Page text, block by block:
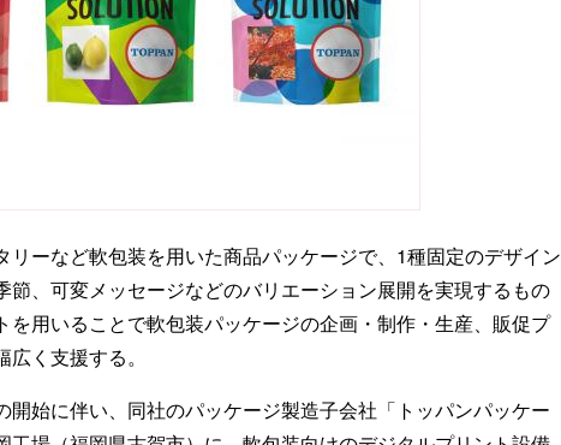
リーなど軟包装を用いた商品パッケージで、1種固定のデザイン
節、可変メッセージなどのバリエーション展開を実現するもの
を用いることで軟包装パッケージの企画・制作・生産、販促プ
く支援する。
開始に伴い、同社のパッケージ製造子会社「トッパンパッケー